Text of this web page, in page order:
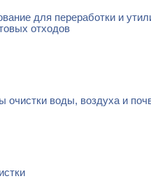
для переработки и
отходов
очистки воды, воздуха и